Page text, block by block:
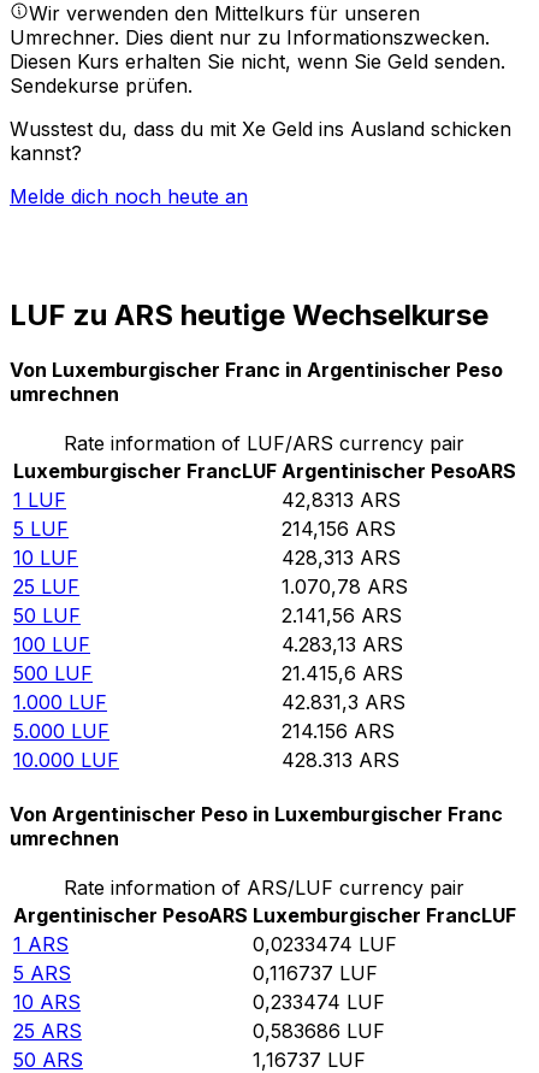
Wir verwenden den Mittelkurs für unseren
Umrechner. Dies dient nur zu Informationszwecken.
Diesen Kurs erhalten Sie nicht, wenn Sie Geld senden.
Sendekurse prüfen.
Wusstest du, dass du mit Xe Geld ins Ausland schicken
kannst?
Melde dich noch heute an
LUF zu ARS heutige Wechselkurse
Von Luxemburgischer Franc in Argentinischer Peso
umrechnen
Rate information of LUF/ARS currency pair
Luxemburgischer FrancLUF Argentinischer PesoARS
1 LUF 42,8313 ARS
5 LUF 214,156 ARS
10 LUF 428,313 ARS
25 LUF 1.070,78 ARS
50 LUF 2.141,56 ARS
100 LUF 4.283,13 ARS
500 LUF 21.415,6 ARS
1.000 LUF 42.831,3 ARS
5.000 LUF 214.156 ARS
10.000 LUF 428.313 ARS
Von Argentinischer Peso in Luxemburgischer Franc
umrechnen
Rate information of ARS/LUF currency pair
Argentinischer PesoARS Luxemburgischer FrancLUF
1 ARS 0,0233474 LUF
5 ARS 0,116737 LUF
10 ARS 0,233474 LUF
25 ARS 0,583686 LUF
50 ARS 1,16737 LUF